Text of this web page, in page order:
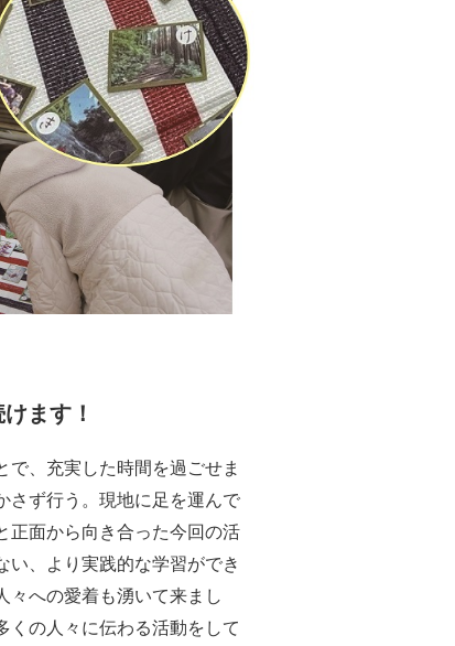
ます！
、充実した時間を過ごせま
さず行う。現地に足を運んで
正面から向き合った今回の活
い、より実践的な学習ができ
々への愛着も湧いて来まし
くの人々に伝わる活動をして